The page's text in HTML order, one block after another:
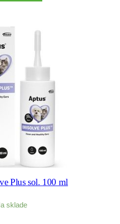
Plus sol. 100 ml
sklade